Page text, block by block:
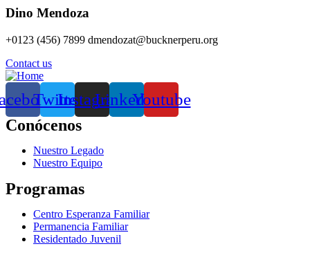
Dino Mendoza
+0123 (456) 7899 dmendozat@bucknerperu.org
Contact us
TwitterInstagramLinkedinYoutube
Conócenos
Nuestro Legado
Nuestro Equipo
Programas
Centro Esperanza Familiar
Permanencia Familiar
Residentado Juvenil